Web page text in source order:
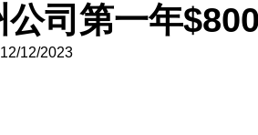
公司第一年
12/2023